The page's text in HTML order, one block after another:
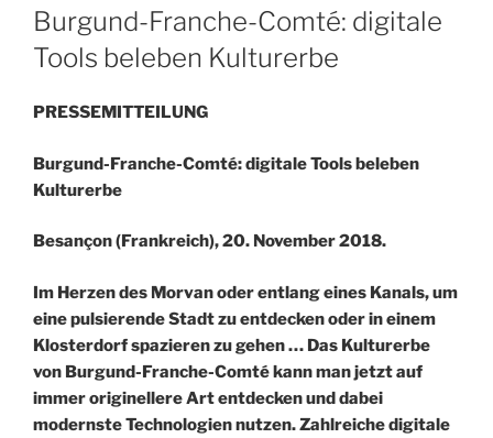
LE
Burgund-Franche-Comté: digitale
Tools beleben Kulturerbe
PRESSEMITTEILUNG
Burgund-Franche-Comté: digitale Tools beleben
Kulturerbe
Besançon (Frankreich), 20. November 2018.
Im Herzen des Morvan oder entlang eines Kanals, um
eine pulsierende Stadt zu entdecken oder in einem
Klosterdorf spazieren zu gehen … Das Kulturerbe
von Burgund-Franche-Comté kann man jetzt auf
immer originellere Art entdecken und dabei
modernste Technologien nutzen. Zahlreiche digitale